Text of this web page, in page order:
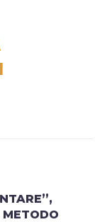
METODO